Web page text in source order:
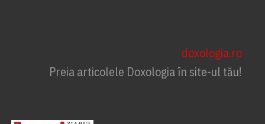
doxologia.ro
Preia articolele Doxologia în site-ul tău!